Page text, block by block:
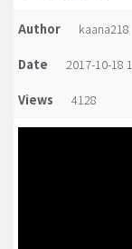
idリアルストーリー
Author kaana218
Date 2017-10-18
Views 4128